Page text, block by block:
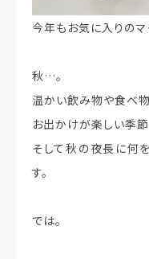
今年もお気に入りのマ
秋…。
温かい飲み物や食べ物
お出かけが楽しい季節
そして秋の夜長に何
す。
では。